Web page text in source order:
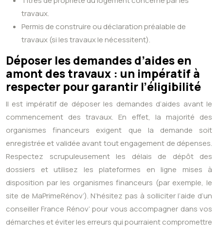
travaux.
Permis de construire ou déclaration préalable de
travaux (si les travaux le nécessitent).
Déposer les demandes d’aides en
amont des travaux : un impératif à
respecter pour garantir l’éligibilité
Il est impératif de déposer les demandes d’aides avant le
commencement des travaux. En effet, la majorité des
organismes financeurs exigent que la demande soit
enregistrée et validée avant tout engagement de dépenses.
Respectez scrupuleusement les délais de dépôt des
dossiers et utilisez les plateformes en ligne mises à
disposition par les organismes financeurs (par exemple, le
site de MaPrimeRénov’). N’hésitez pas à solliciter l’aide d’un
conseiller France Rénov’ pour vous accompagner dans vos
démarches et éviter les erreurs qui pourraient compromettre